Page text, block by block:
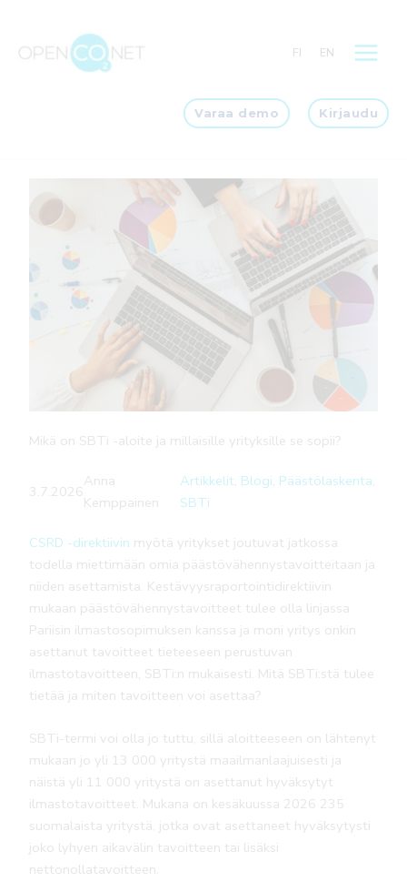
sisältöön
FI EN
Varaa demo Kirjaudu
Mikä on SBTi -aloite ja millaisille yrityksille se sopii?
3.7.2026
Anna
Kemppainen
Artikkelit, Blogi, Päästölaskenta
SBTi
CSRD -direktiivin myötä yritykset joutuvat jatkossa
todella miettimään omia päästövähennystavoitteitaan ja
niiden asettamista. Kestävyysraportointidirektiivin
mukaan päästövähennystavoitteet tulee olla linjassa
Pariisin ilmastosopimuksen kanssa ja moni yritys onkin
asettanut tavoitteet tieteeseen perustuvan
ilmastotavoitteen, SBTi:n mukaisesti. Mitä SBTi:stä tulee
tietää ja miten tavoitteen voi asettaa?
SBTi-termi voi olla jo tuttu, sillä aloitteeseen on lähtenyt
mukaan jo yli 13 000 yritystä maailmanlaajuisesti ja
näistä yli 11 000 yritystä on asettanut hyväksytyt
ilmastotavoitteet. Mukana on kesäkuussa 2026 235
suomalaista yritystä, jotka ovat asettaneet hyväksytysti
joko lyhyen aikavälin tavoitteen tai lisäksi
nettonollatavoitteen.